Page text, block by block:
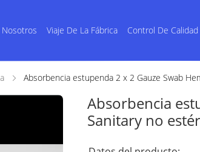
Viaje De La Fábrica Control De Calidad
Absorbencia estupenda 2 x 2 Gauze Swab
Absorbencia
Sanitary no